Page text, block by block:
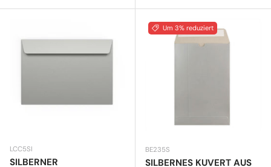
LCC5SI
SILBERNER
Um 3% reduziert
BE235S
SILBERNES KUVERT AUS